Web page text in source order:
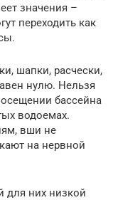
значения –
переходить как
шапки, расчески,
нулю. Нельзя
бассейна
водоемах.
вши не
на нервной
для них низкой